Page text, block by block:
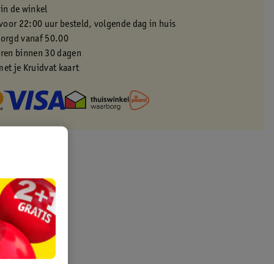
de winkel
22:00 uur besteld, volgende dag in huis
vanaf 50.00
binnen 30 dagen
je Kruidvat kaart